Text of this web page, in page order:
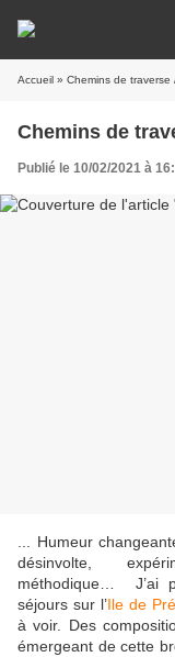
Accueil » Chemins de traverse
Chemins de
Publié le 10/02/2021 à
... Humeur
désinvolte,
méthodique… J’ai
séjours sur l’Ile de
à voir. Des
émergeant de cette